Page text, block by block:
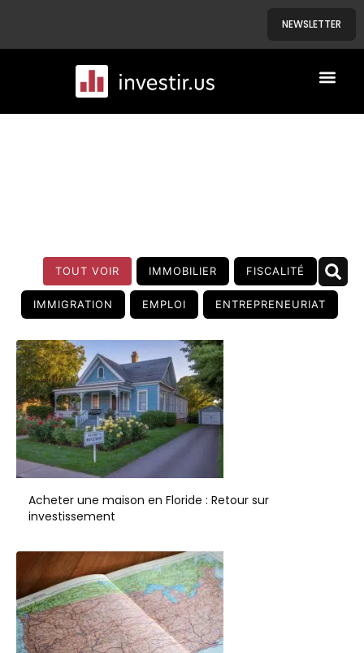
NEWSLETTER
TOUT VOIR IMMOBILIER FISCALITÉ
IMMIGRATION EMPLOI ENTREPRENEURIAT
Acheter une maison en Floride : Retour sur
investissement